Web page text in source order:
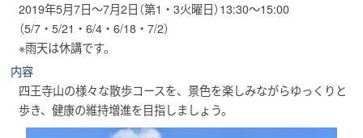
2019年5月7日～7月2日（第1・3火曜日）13:30～15:00
（5/7・5/21・6/4・6/18・7/2）
※雨天は休講です。
内容
四王寺山の様々な散歩コースを、景色を楽しみながらゆっくりと
歩き、健康の維持増進を目指しましょう。